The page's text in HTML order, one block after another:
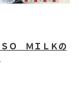
ＳＯ ＭＩＬＫの